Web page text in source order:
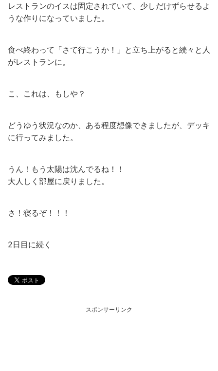
レストランのイスは固定されていて、少しだけずらせるよ
うな作りになっていました。
食べ終わって「さて行こうか！」と立ち上がると続々と人
がレストランに。
こ、これは、もしや？
どうゆう状況なのか、ある程度想像できましたが、デッキ
に行ってみました。
うん！もう太陽は沈んでるね！！
大人しく部屋に戻りました。
さ！寝るぞ！！！
2日目に続く
スポンサーリンク